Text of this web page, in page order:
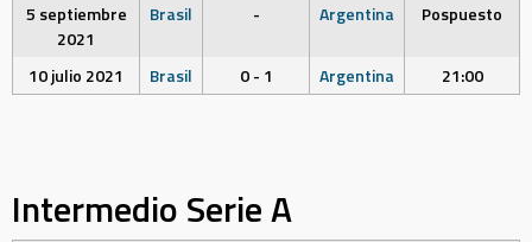
5 septiembre
2021
Brasil - Argentina Pospuesto
10 julio 2021 Brasil 0 - 1 Argentina 21:00
Intermedio Serie A